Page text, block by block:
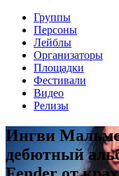
Группы
Персоны
Лейблы
Организаторы
Площадки
Фестивали
Видео
Релизы
Ингви
дебютный